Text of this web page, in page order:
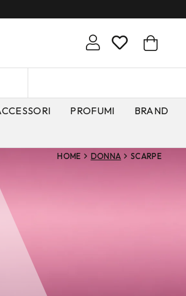
PROFUMI
BRAND
HOME DONNA SCARPE